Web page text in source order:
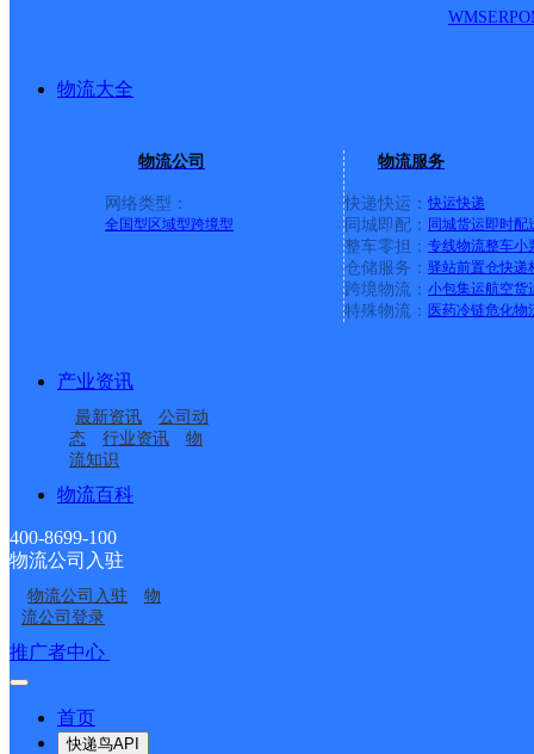
WMSERP
物流大全
物流公司
网络类型：
全国型 区域型跨境型
物流服务
快递快运： 快运快递
同城即配： 同城货运即时配
整车零担： 专线物流整车小
仓储服务： 驿站前置仓快递
跨境物流： 小包集运航空货
特殊物流： 医药冷链危化物
产业资讯
最新资讯
公司动
态
行业资讯
物
流知识
物流百科
400-8699-100
物流公司入驻
物流公司入驻
物
流公司登录
推广者中心
首页
快递鸟API
区分部
河南安阳公司文峰区黄
河大道御景园分部
河南安阳公司文峰区后
营新师院分部
河南安阳公司
河南安阳公司文峰区中
华路义乌城分部
河南安阳公司文峰区华
强新天地分部
河南安阳公司文峰区灯
接口API
API接口 DEMO下载